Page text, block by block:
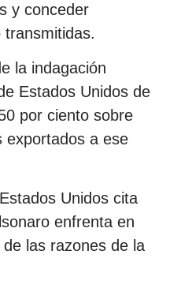
y conceder
la indagación
Estados Unidos de
por ciento sobre
exportados a ese
Unidos cita
enfrenta en
las razones de la